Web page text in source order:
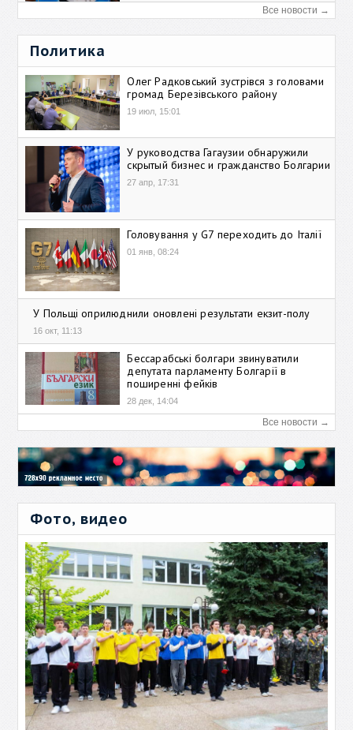
Все новости →
Политика
Олег Радковський зустрівся з головами
громад Березівського району
19 июл, 15:01
У руководства Гагаузии обнаружили
скрытый бизнес и гражданство Болгарии
27 апр, 17:31
Головування у G7 переходить до Італії
01 янв, 08:24
У Польщі оприлюднили оновлені результати екзит-полу
16 окт, 11:13
Бессарабські болгари звинуватили
депутата парламенту Болгарії в
поширенні фейків
28 дек, 14:04
Все новости →
Фото, видео